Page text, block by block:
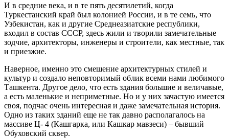
И в средние века, и в те пять десятилетий, когда
Туркестанский край был колонией России, и в те семь, что
Узбекистан, как и другие Среднеазиатские республики,
входил в состав СССР, здесь жили и творили замечательные
зодчие, архитекторы, инженеры и строители, как местные, так
и приезжие.
Наверное, именно это смешение архитектурных стилей и
культур и создало неповторимый облик всеми нами любимого
Ташкента. Другое дело, что есть здания большие и величавые,
а есть маленькие и неприметные. Но и у них зачастую имеется
своя, подчас очень интересная и даже замечательная история.
Одно из таких зданий еще не так давно располагалось на
массиве Ц- 4 (Кашгарка, или Кашкар мавзеси) – бывший
Обуховский сквер.